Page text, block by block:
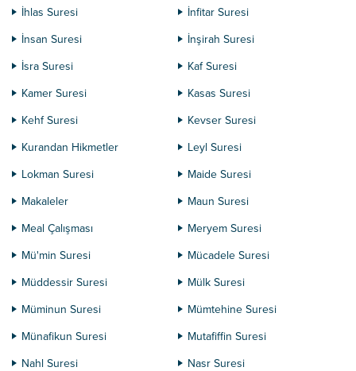
İhlas Suresi
İnfitar Suresi
İnsan Suresi
İnşirah Suresi
İsra Suresi
Kaf Suresi
Kamer Suresi
Kasas Suresi
Kehf Suresi
Kevser Suresi
Kurandan Hikmetler
Leyl Suresi
Lokman Suresi
Maide Suresi
Makaleler
Maun Suresi
Meal Çalışması
Meryem Suresi
Mü'min Suresi
Mücadele Suresi
Müddessir Suresi
Mülk Suresi
Müminun Suresi
Mümtehine Suresi
Münafikun Suresi
Mutafiffin Suresi
Nahl Suresi
Nasr Suresi